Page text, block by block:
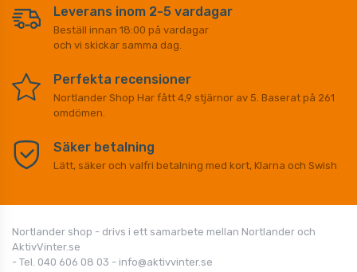
Leverans inom 2-5 vardagar
Beställ innan 18:00 på vardagar
och vi skickar samma dag.
Perfekta recensioner
Nortlander Shop Har fått 4,9 stjärnor av 5. Baserat på 261
omdömen.
Säker betalning
Lätt, säker och valfri betalning med kort, Klarna och Swish
Nortlander shop - drivs i ett samarbete mellan Nortlander och
AktivVinter.se
- Tel. 040 606 08 03 - info@aktivvinter.se